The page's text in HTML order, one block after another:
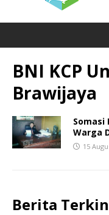
BNI KCP
Brawijaya
Somasi
Warga
15
Berita